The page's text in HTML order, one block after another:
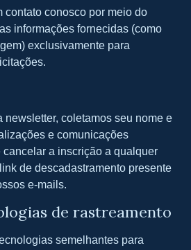
contato conosco por meio do
informações fornecidas (como
exclusivamente para
newsletter, coletamos seu nome e
e comunicações
cancelar a inscrição a qualquer
de descadastramento presente
e-mails.
de rastreamento
semelhantes para